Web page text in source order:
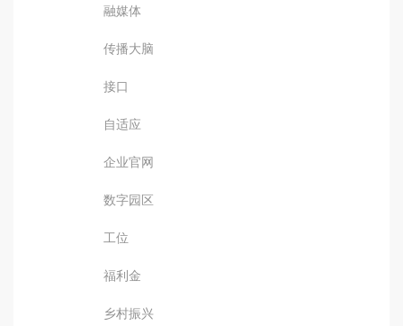
融媒体
传播大脑
接口
自适应
企业官网
数字园区
工位
福利金
乡村振兴